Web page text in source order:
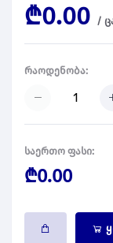
₾0.00 /
რაოდენობა:
საერთო ფასი:
₾0.00